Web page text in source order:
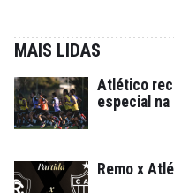
MAIS LIDAS
Atlético
especial na
Remo x